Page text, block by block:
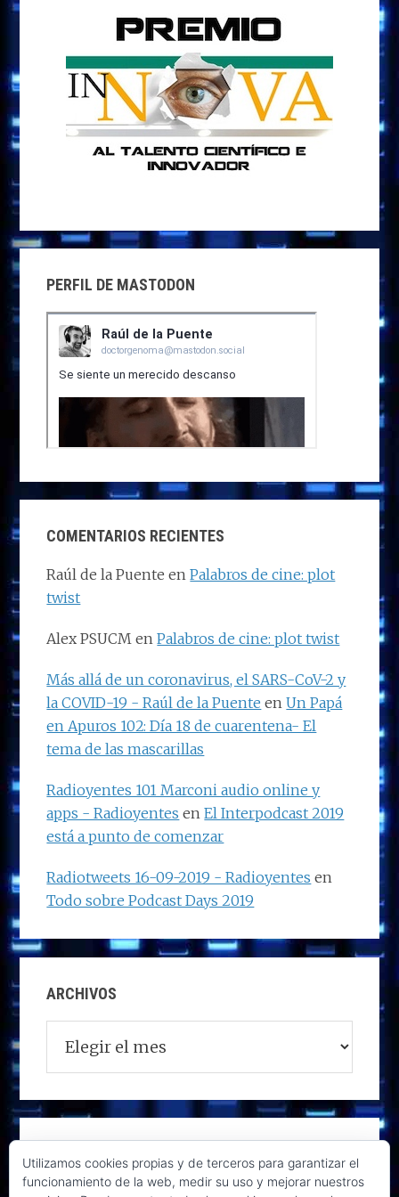
PERFIL DE MASTODON
COMENTARIOS RECIENTES
Raúl de la Puente enPalabros de cine: plot
twist
Alex PSUCM enPalabros de cine: plot twist
Más allá de un coronavirus, el SARS-CoV-2 y
la COVID-19 - Raúl de la Puente enUn Papá
en Apuros 102: Día 18 de cuarentena- El
tema de las mascarillas
Radioyentes 101 Marconi audio online y
apps - Radioyentes enEl Interpodcast 2019
está a punto de comenzar
Radiotweets 16-09-2019 - Radioyentes en
Todo sobre Podcast Days 2019
ARCHIVOS
Utilizamos cookies propias y de terceros para garantizar el
funcionamiento de la web, medir su uso y mejorar nuestros